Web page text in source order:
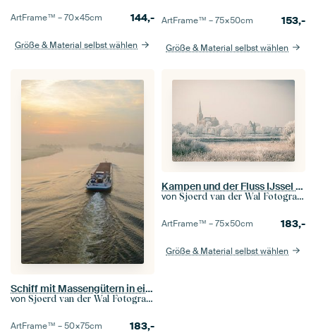
ArtFrame™ –70×45cm 144,-
Größe & Material selbst wählen
ArtFrame™ –75×50cm 153,-
Größe & Material selbst wählen
Schiff mit Massengütern in einem Sonnenaufgang über dem Fluss IJssel
von Sjoerd van der Wal Fotografie
ArtFrame™ –50×75cm 183,-
Kampen und der Fluss IJssel im Winter in Holland
von Sjoerd van der Wal Fotografie
ArtFrame™ –75×50cm 183,-
Größe & Material selbst wählen